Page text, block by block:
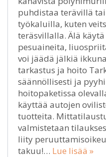
puhdistaa terävillä
työkaluilla, kuten
teräsvillalla. Älä
pesuaineita,
voi jäädä jälkiä
tarkastus ja hoito
säännöllisesti ja
hoitopaketissa
käyttää autojen
tuotteita.
valmistetaan
liity
takuu!… Lue lisää »